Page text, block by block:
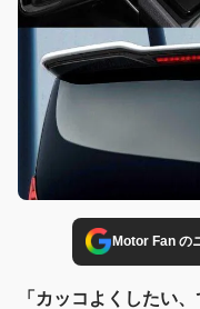
Motor Fan の
「カッコよくしたい